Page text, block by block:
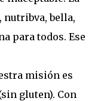
nutribva, bella,
para todos. Ese
misión es
gluten). Con